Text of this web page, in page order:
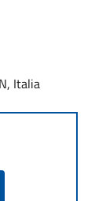
Italia